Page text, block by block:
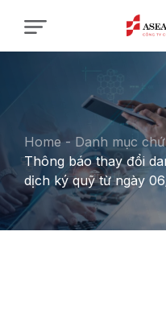
Home - Danh mục
Thông báo thay đổi
dịch ký quỹ từ ngày